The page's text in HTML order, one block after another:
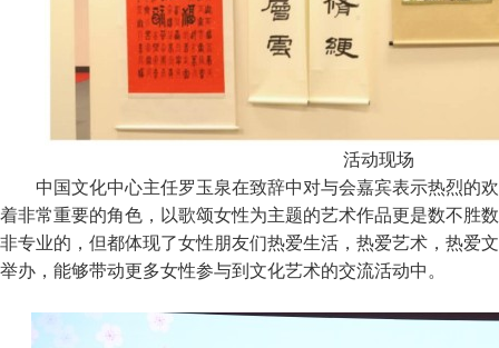
活动现场
中国文化中心主任罗玉泉在致辞中对与会嘉宾表示热烈的
着非常重要的角色，以歌颂女性为主题的艺术作品更是数不胜
非专业的，但都体现了女性朋友们热爱生活，热爱艺术，热爱
举办，能够带动更多女性参与到文化艺术的交流活动中。